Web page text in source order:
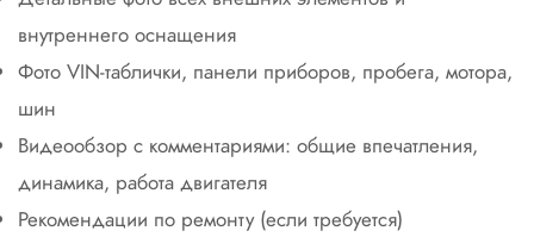
внутреннего оснащения
Фото VIN-таблички, панели приборов, пробега, мотора,
шин
Видеообзор с комментариями: общие впечатления,
динамика, работа двигателя
Рекомендации по ремонту (если требуется)